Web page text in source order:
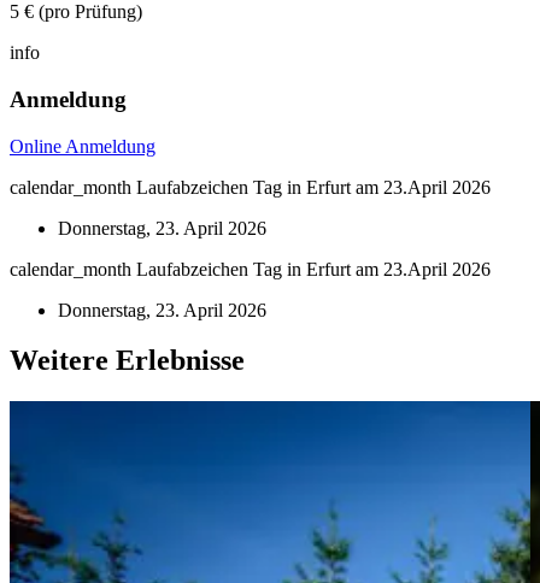
5 € (pro Prüfung)
info
Anmeldung
Online Anmeldung
calendar_month Laufabzeichen Tag in Erfurt am 23.April 2026
Donnerstag, 23. April 2026
calendar_month Laufabzeichen Tag in Erfurt am 23.April 2026
Donnerstag, 23. April 2026
Weitere Erlebnisse